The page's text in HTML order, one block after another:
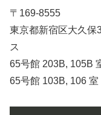
〒169-8555
東京都新宿区大久
ス
65号館 203B, 105B
65号館 103B, 106 室